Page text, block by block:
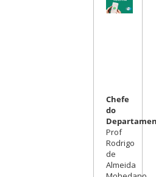
Chefe
do
Prof
Rodrigo
de
Almeida